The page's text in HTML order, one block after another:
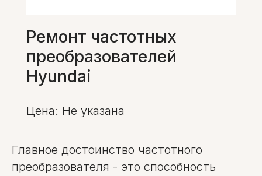
Ремонт частотных
преобразователей
Hyundai
Цена: Не указана
Главное достоинство частотного
преобразователя - это способность